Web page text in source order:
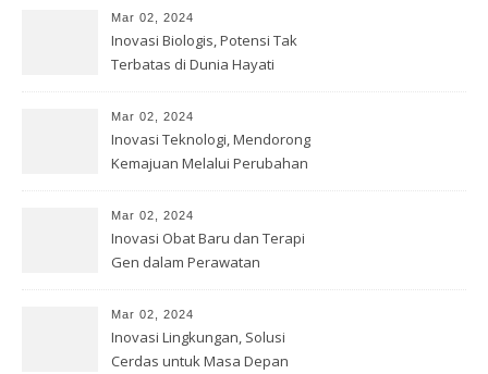
Mar 02, 2024
Inovasi Biologis, Potensi Tak
Terbatas di Dunia Hayati
Mar 02, 2024
Inovasi Teknologi, Mendorong
Kemajuan Melalui Perubahan
Mar 02, 2024
Inovasi Obat Baru dan Terapi
Gen dalam Perawatan
Mar 02, 2024
Inovasi Lingkungan, Solusi
Cerdas untuk Masa Depan